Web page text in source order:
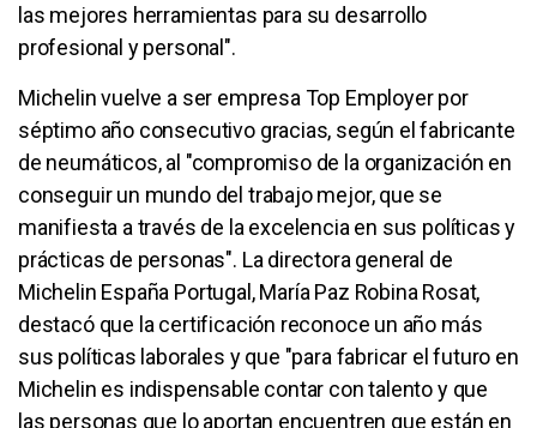
las mejores herramientas para su desarrollo
profesional y personal".
Michelin vuelve a ser empresa Top Employer por
séptimo año consecutivo gracias, según el fabricante
de neumáticos, al "compromiso de la organización en
conseguir un mundo del trabajo mejor, que se
manifiesta a través de la excelencia en sus políticas y
prácticas de personas". La directora general de
Michelin España Portugal, María Paz Robina Rosat,
destacó que la certificación reconoce un año más
sus políticas laborales y que "para fabricar el futuro en
Michelin es indispensable contar con talento y que
las personas que lo aportan encuentren que están en